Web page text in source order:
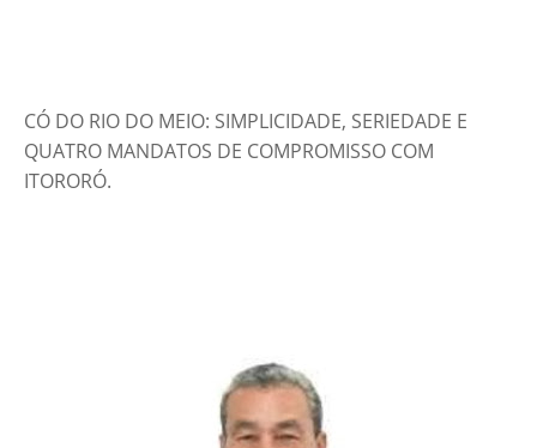
CÓ DO RIO DO MEIO: SIMPLICIDADE, SERIEDADE E
QUATRO MANDATOS DE COMPROMISSO COM
ITORORÓ.